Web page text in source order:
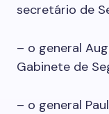
secretário de
– o general
Gabinete de
– o general